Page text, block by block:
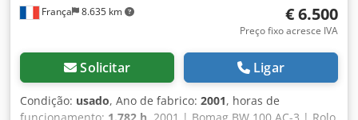
França 8.635 km € 6.500
Preço fixo acresce IVA
Solicitar Ligar
Condição: usado, Ano de fabrico: 2001, horas de